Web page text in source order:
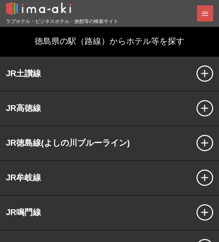
ラブホテル・ビジネスホテル・旅館等の検索サイト
徳島県の駅（路線）からホテル等を探す
JR土讃線
JR高徳線
JR徳島線(よしの川ブルーライン)
JR牟岐線
JR鳴門線